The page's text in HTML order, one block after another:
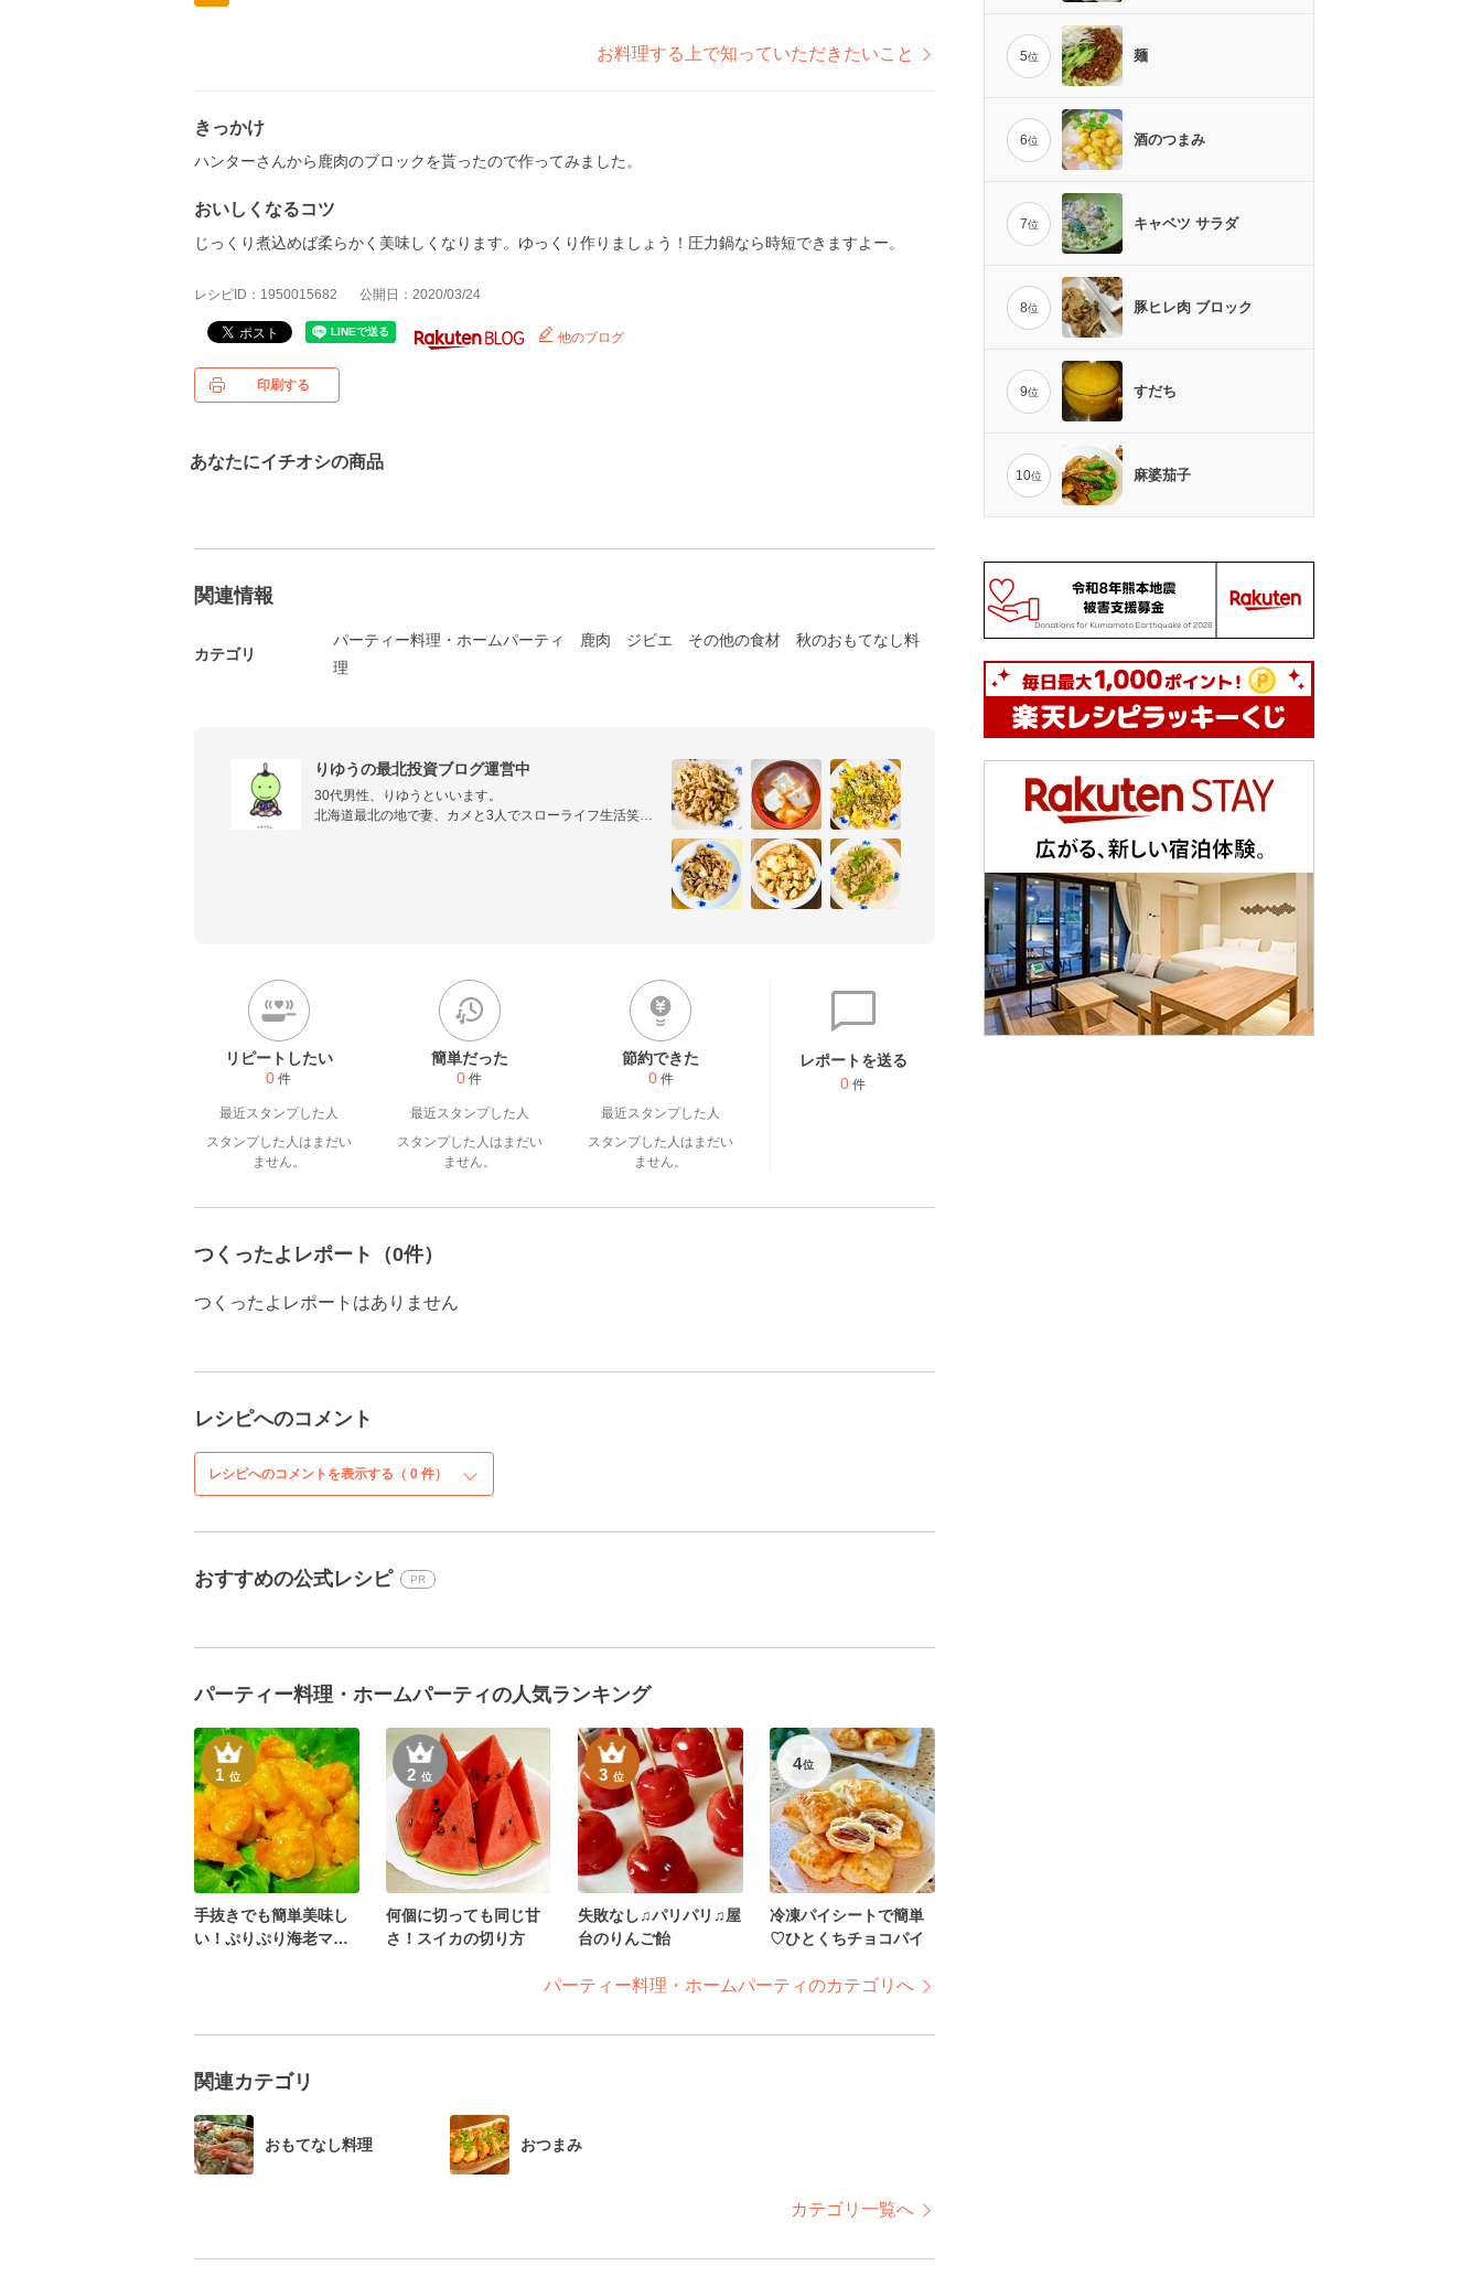
お料理する上で知っていただきたいこと
きっかけ
ハンターさんから鹿肉のブロックを貰ったので作ってみました。
おいしくなるコツ
じっくり煮込めば柔らかく美味しくなります。ゆっくり作りましょう！圧力鍋なら時短できますよー。
レシピID：1950015682 公開日：2020/03/24
他のブログ
印刷する
あなたにイチオシの商品
関連情報
カテゴリ
パーティー料理・ホームパーティ 鹿肉 ジビエ その他の食材
秋のおもてなし料
理
りゆうの最北投資ブログ運営中
30代男性、りゆうといいます。
北海道最北の地で妻、カメと3人でスローライフ生活笑。
料理も節約も楽しく頑張りたいですね！
リピートしたい
0 件
最近スタンプした人
スタンプした人はまだい
ません。
簡単だった
0 件
最近スタンプした人
スタンプした人はまだい
ません。
節約できた
0 件
最近スタンプした人
スタンプした人はまだい
ません。
レポートを送る
0 件
つくったよレポート（0件）
つくったよレポートはありません
レシピへのコメント
レシピへのコメントを表示する（ 0 件）
おすすめの公式レシピ PR
パーティー料理・ホームパーティの人気ランキング
1位
手抜きでも簡単美味し
い！ぷりぷり海老マ
2位
何個に切っても同じ甘
さ！スイカの切り方
3位
失敗なし♫パリパリ♫屋
台のりんご飴
4位
冷凍パイシートで簡単
♡ひとくちチョコパイ
パーティー料理・ホームパーティのカテゴリへ
関連カテゴリ
おもてなし料理 おつまみ
カテゴリ一覧へ
5位 麺
6位 酒のつまみ
7位 キャベツ サラダ
8位 豚ヒレ肉 ブロック
9位 すだち
10位 麻婆茄子